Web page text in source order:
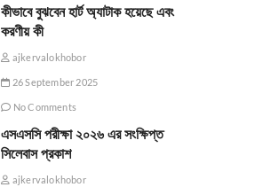
কীভাবে বুঝবেন হার্ট অ্যাটাক হয়েছে এবং
করণীয় কী
ajkervalokhobor
26 September 2025
No Comments
এসএসসি পরীক্ষা ২০২৬ এর সংক্ষিপ্ত
সিলেবাস প্রকাশ
ajkervalokhobor